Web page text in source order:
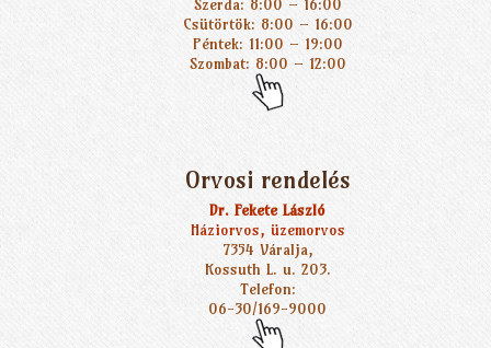
Szerda: 8:00 – 16:00
Csütörtök: 8:00 – 16:00
Péntek: 11:00 – 19:00
Szombat: 8:00 – 12:00
Orvosi rendelés
Dr. Fekete László
Háziorvos, üzemorvos
7354 Váralja,
Kossuth L. u. 203.
Telefon:
06-30/169-9000